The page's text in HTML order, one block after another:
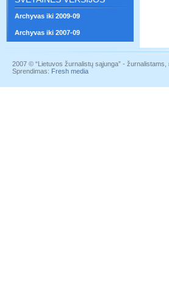
Archyvas iki 2009-09
Archyvas iki 2007-09
2007 © “Lietuvos žurnalistų sąjunga” -
Sprendimas: Fresh media